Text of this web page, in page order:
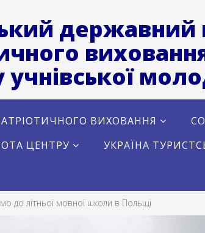
державний
ВИХОВАННЯ
ЦЕНТРУ УКРАЇНА
до літньої мовної школи в Польщі